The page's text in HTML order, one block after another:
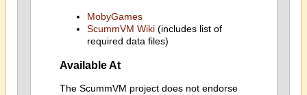
MobyGames
ScummVM Wiki(includes list of
required data files)
Available At
The ScummVM project does not endorse